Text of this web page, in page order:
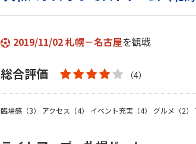
2019/11/02 札幌－名古屋を観戦
総合評価 （4）
臨場感（3） アクセス（4） イベント充実（4） グルメ（2）